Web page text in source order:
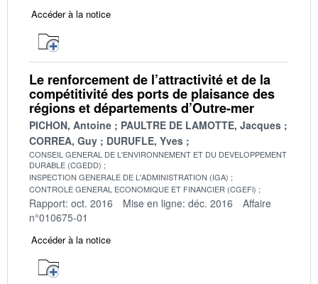
Accéder à la notice
Le renforcement de l’attractivité et de la
compétitivité des ports de plaisance des
régions et départements d’Outre-mer
PICHON, Antoine
PAULTRE DE LAMOTTE, Jacques
CORREA, Guy
DURUFLE, Yves
CONSEIL GENERAL DE L'ENVIRONNEMENT ET DU DEVELOPPEMENT
DURABLE (CGEDD)
INSPECTION GENERALE DE L'ADMINISTRATION (IGA)
CONTROLE GENERAL ECONOMIQUE ET FINANCIER (CGEFi)
Rapport: oct. 2016 Mise en ligne: déc. 2016
Affaire
n°010675-01
Accéder à la notice